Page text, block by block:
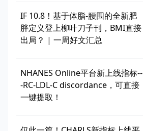
IF 10.8！基于体脂-腰围的全新肥
胖定义登上柳叶刀子刊，BMI直接
出局？ | 一周好文汇总
NHANES Online平台新上线指标--
-RC-LDL-C discordance，可直接
一键提取！